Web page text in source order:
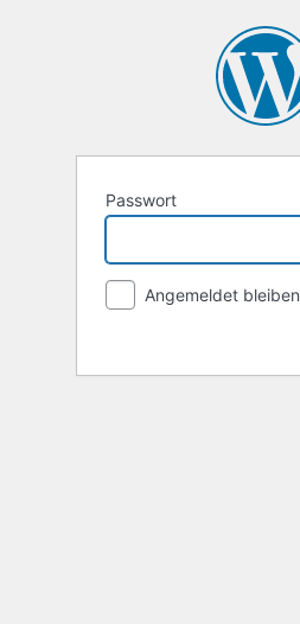
Passwort
Angemeldet bleiben